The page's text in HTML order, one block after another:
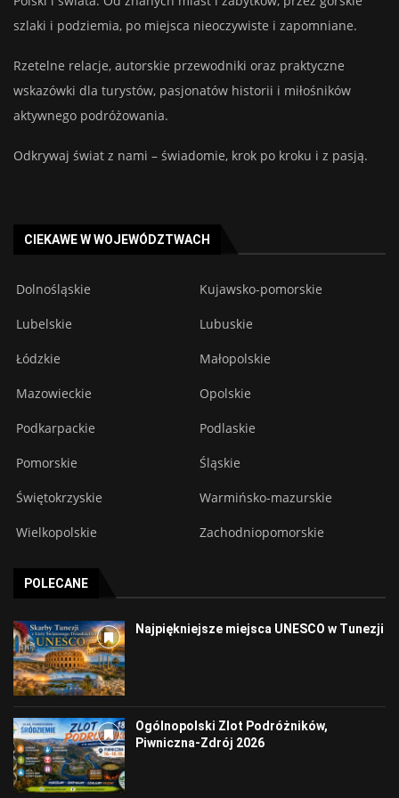
szlaki i podziemia, po miejsca nieoczywiste i zapomniane.
Rzetelne relacje, autorskie przewodniki oraz praktyczne
wskazówki dla turystów, pasjonatów historii i miłośników
aktywnego podróżowania.
Odkrywaj świat z nami – świadomie, krok po kroku i z pasją.
CIEKAWE W WOJEWÓDZTWACH
Dolnośląskie Kujawsko-pomorskie
Lubelskie Lubuskie
Łódzkie Małopolskie
Mazowieckie Opolskie
Podkarpackie Podlaskie
Pomorskie Śląskie
Świętokrzyskie Warmińsko-mazurskie
Wielkopolskie Zachodniopomorskie
POLECANE
Najpiękniejsze miejsca UNESCO w Tunezji
Ogólnopolski Zlot Podróżników,
Piwniczna-Zdrój 2026